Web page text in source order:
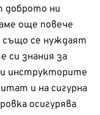
доброто ни
още повече
също се нуждаят
си знания за
инструкторите
и на сигурна
осигурява